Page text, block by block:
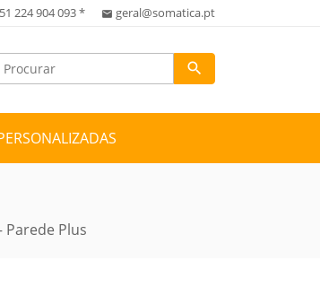
224 904 093 * email geral@somatica.pt
search
Plus